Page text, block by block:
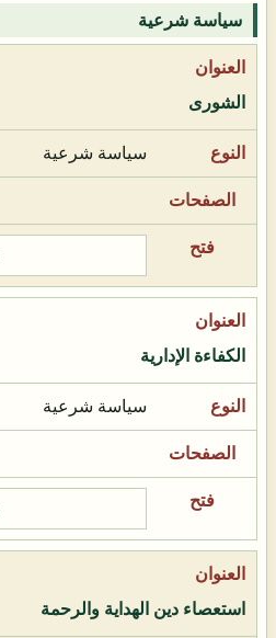
سياسة شرعية
الشورى
سياسة شرعية
الكفاءة الإدارية
سياسة شرعية
استعصاء دين الهداية والرحمة